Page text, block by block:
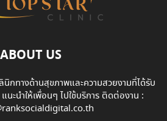
ABOUT US
นิกทางด้านสุขภาพและความสวยงามที่ได้รับ
ะนำให้เพื่อนๆ ไปใช้บริการ ติดต่องาน :